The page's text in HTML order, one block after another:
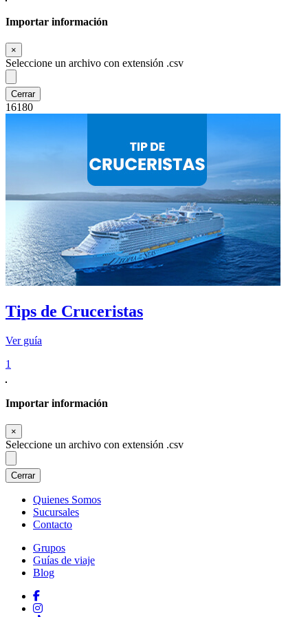
Importar información
×
Seleccione un archivo con extensión .csv
Cerrar
16180
Tips de Cruceristas
Ver guía
1
Importar información
×
Seleccione un archivo con extensión .csv
Cerrar
Quienes Somos
Sucursales
Contacto
Grupos
Guías de viaje
Blog